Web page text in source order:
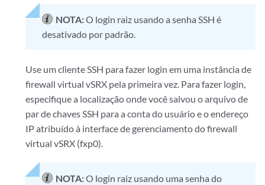
NOTA:O login raiz usando a senha SSH é
desativado por padrão.
Use um cliente SSH para fazer login em uma instância de
firewall virtual vSRX pela primeira vez. Para fazer login,
especifique a localização onde você salvou o arquivo de
par de chaves SSH para a conta do usuário e o endereço
IP atribuído à interface de gerenciamento do firewall
virtual vSRX (fxp0).
NOTA:O login raiz usando uma senha do